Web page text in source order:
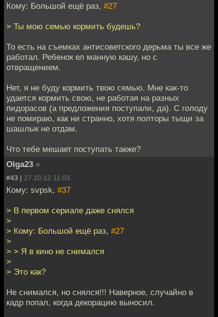
Кому: Большой ещё раз, #27
> Ты мою семью кормить будешь?
То есть на съемках антисоветского дерьма ты все же
работал. Ребенок ел манную кашу, но с
отвращением.
Нет, я не буду кормить твою семью. Мне как-то
удается кормить свою, не работая на разных
пидорасов (а предложения поступали, да). С голоду
не помираю, как ни странно, хотя полторы тыщи за
шашлык не отдам.
Что тебе мешает поступать также?
Olga23 »
#43 | 27.10.12 11:03
Кому: svpsk, #37
> В первом сериале даже снялся
>
> Кому: Большой ещё раз, #27
>
> > Я в кино не снимался
>
> Это как?
Не снимался, но снялся!!! Наверное, случайно в
кадр попал, когда декорацию выносил.